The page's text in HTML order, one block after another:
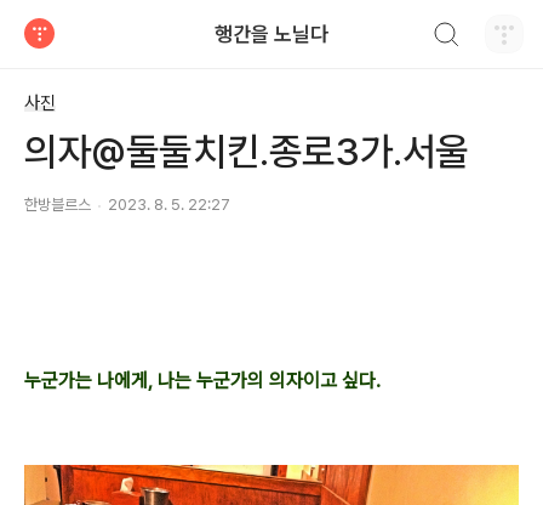
행간을 노닐다
사진
의자@둘둘치킨.종로3가.서울
한방블르스 2023. 8. 5. 22:27
누군가는 나에게, 나는 누군가의 의자이고 싶다.